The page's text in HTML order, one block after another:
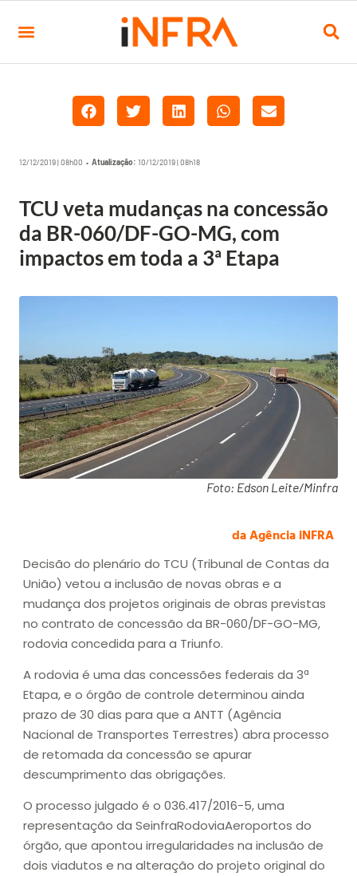
12/12/2019 | 08h00 • Atualização: 10/12/2019 | 08h18
TCU veta mudanças na concessão
da BR-060/DF-GO-MG, com
impactos em toda a 3ª Etapa
Foto: Edson Leite/Minfra
da Agência iNFRA
Decisão do plenário do TCU (Tribunal de Contas da
União) vetou a inclusão de novas obras e a
mudança dos projetos originais de obras previstas
no contrato de concessão da BR-060/DF-GO-MG,
rodovia concedida para a Triunfo.
A rodovia é uma das concessões federais da 3ª
Etapa, e o órgão de controle determinou ainda
prazo de 30 dias para que a ANTT (Agência
Nacional de Transportes Terrestres) abra processo
de retomada da concessão se apurar
descumprimento das obrigações.
O processo julgado é o 036.417/2016-5, uma
representação da SeinfraRodoviaAeroportos do
órgão, que apontou irregularidades na inclusão de
dois viadutos e na alteração do projeto original do